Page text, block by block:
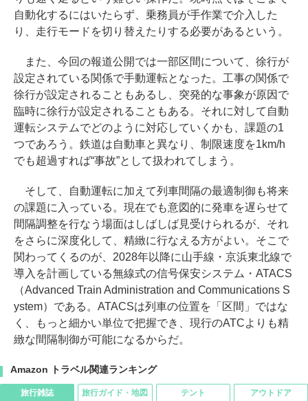
自動化するにはいたらず、乗務員が手作業で介入した
り、走行モードを切り替えたりする必要があるという。
また、今回の報道公開では一部区間について、徐行が
設定されている関係で手動運転となった。工事の関係で
徐行が設定されることもあるし、突発的な事象が原因で
臨時に徐行が設定されることもある。それに対して自動
運転システムでどのように対応していくかも、課題の1
つであろう。鉄道は自動車と異なり、制限速度を1km/h
でも超過すれば“事故”として扱われてしまう。
そして、自動運転に加えて列車間隔の最適制御も将来
の課題に入っている。現在でも意図的に発車を遅らせて
間隔調整を行なう場面はしばしば見受けられるが、それ
をさらに深度化して、精緻に行なえる方がよい。そこで
関わってくるのが、2028年以降に山手線・京浜東北線で
導入を計画している無線式の信号保安システム・ATACS
（Advanced Train Administration and Communications S
ystem）である。ATACSは列車の位置を「区間」ではな
く、もっと細かい単位で把握でき、現行のATCよりも精
緻な間隔制御が可能になるからだ。
Amazon トラベル関連ランキング
旅行雑誌 旅行ガイド・地図 テント アウトドア